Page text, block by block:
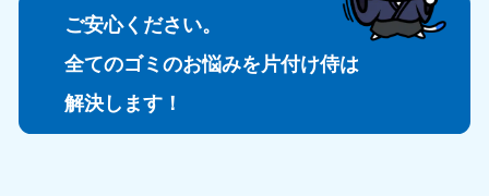
ご安心ください。
全てのゴミのお悩みを片付け侍は
解決します！